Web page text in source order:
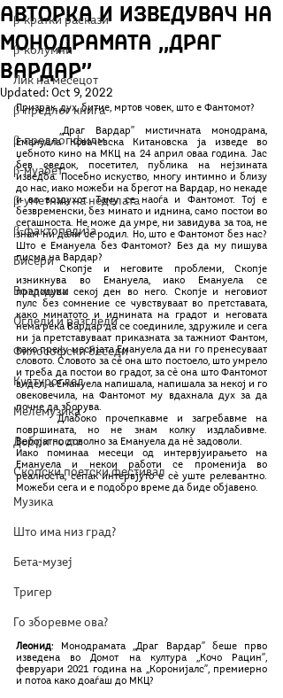
β-кратки раскази
β-колумни
Лик на месецот
β-предлог книга
β-предлог филм
β-муабет
β-уметник на неделата
β-фактопедија
Бисери
Воздишки
Огледи и разгледи
Философски беседи
Културоглед
Мелемузика
Добри гости
Скопски поетски фестивал
Музика
Што има низ град?
Бета-музеј
Тригер
Го зборевме ова?
авторка и изведувач на
монодрамата ,,Драг
Вардар’’
Updated: Oct 9, 2022
Призрак, дух, битие, мртов човек, што е Фантомот?
Емануела Ковачевска Китановска ја изведе во
џебното кино на МКЦ на 24 април оваа година. Јас
бев сведок, посетител, публика на нејзината
изведба. Посебно искуство, многу интимно и близу
до нас, иако можеби на брегот на Вардар, но некаде
и во воздухот. Таму се наоѓа и Фантомот. Тој е
безвременски, без минато и иднина, само постои во
сегашноста. Не може да умре, ни завидува за тоа, не
знам ни дали се родил. Но, што е Фантомот без нас?
Што е Емануела без Фантомот? Без да му пишува
писма на Вардар?
	Скопје и неговите проблеми, Скопје
изникнува во Емануела, иако Емануела се
преродува секој ден во него. Скопје и неговиот
пулс без сомнение се чувствуваат во претставата,
како минатото и иднината на градот и неговата
нема река Вардар да се соединиле, здружиле и сега
ни ја претставуваат приказната за тажниот Фантом,
како преку месијата Емануела да ни го пренесуваат
словото. Словото за сè она што постоело, што умрело
и треба да постои во градот, за сè она што Фантомот
видел, а Емануела напишала, напишала за некој и го
овековечила, на Фантомот му вдахнала дух за да
почне да зборува.
	Длабоко прочепкавме и загребавме на
површината, но не знам колку издлабивме.
Веројатно доволно за Емануела да нè задоволи.
Иако поминаа месеци од интервјуирањето на
Емануела и некои работи се променија во
реалноста, сепак интервјуто е сè уште релевантно.
Можеби сега и е подобро време да биде објавено.
Леонид: Монодрамата ,,Драг Вардар’’ беше прво
изведена во Домот на култура ,,Кочо Рацин’’,
февруари 2021 година на ,,Коронијалс’’, премиерно
и потоа како доаѓаш до МКЦ?